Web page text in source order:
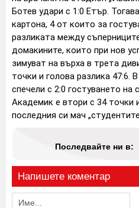
Ботев удари с 1:0 Етър.
картона, 4 от които за
разликата между
домакините, които при нов
зимуват на върха в трета
точки и голова разлика 47:6.
спечели с 2:0 гостуването на
Академик е втори с 34 точки
последния си мач
Последвайте ни в:
Напишете коментар